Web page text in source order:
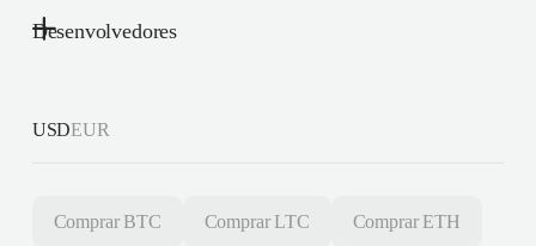
Desenvolvedores
USDEUR
Comprar BTC Comprar LTC Comprar ETH